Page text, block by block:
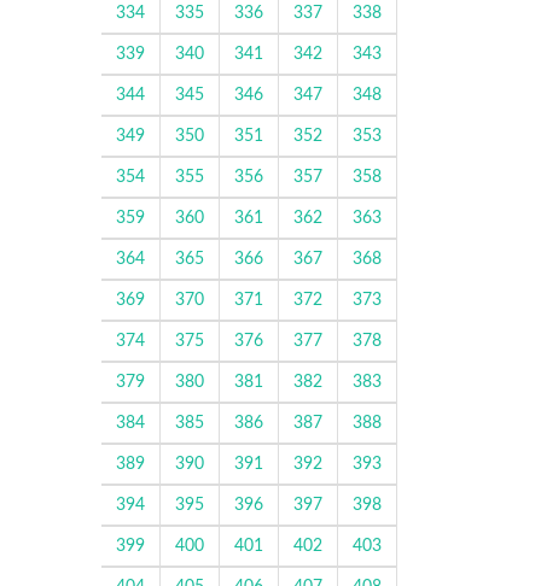
334 335 336 337 338
339 340 341 342 343
344 345 346 347 348
349 350 351 352 353
354 355 356 357 358
359 360 361 362 363
364 365 366 367 368
369 370 371 372 373
374 375 376 377 378
379 380 381 382 383
384 385 386 387 388
389 390 391 392 393
394 395 396 397 398
399 400 401 402 403